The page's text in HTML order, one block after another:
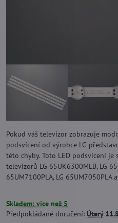
Pokud váš televizor zobrazuje
podsvícení od výrobce LG
této chyby. Toto LED podsvícení
televizorů LG 65UK6300MLB, LG
65UM7100PLA, LG 65UM7050PLA
Skladem: více než 5
Předpokládané doručení: Úterý